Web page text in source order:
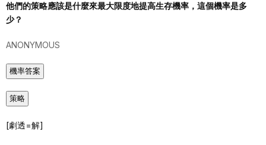
他們的策略應該是什麼來最大限度地提高生存機率，這個機率是多
少？
ANONYMOUS
機率答案
策略
[劇透=解]